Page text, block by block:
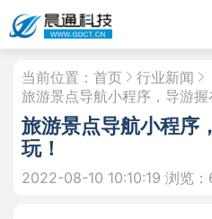
当前位置： 首页
行业新闻
旅游景点导航小程序，导游握
旅游景点导航小程序
玩！
2022-08-10 10:10:19 浏览